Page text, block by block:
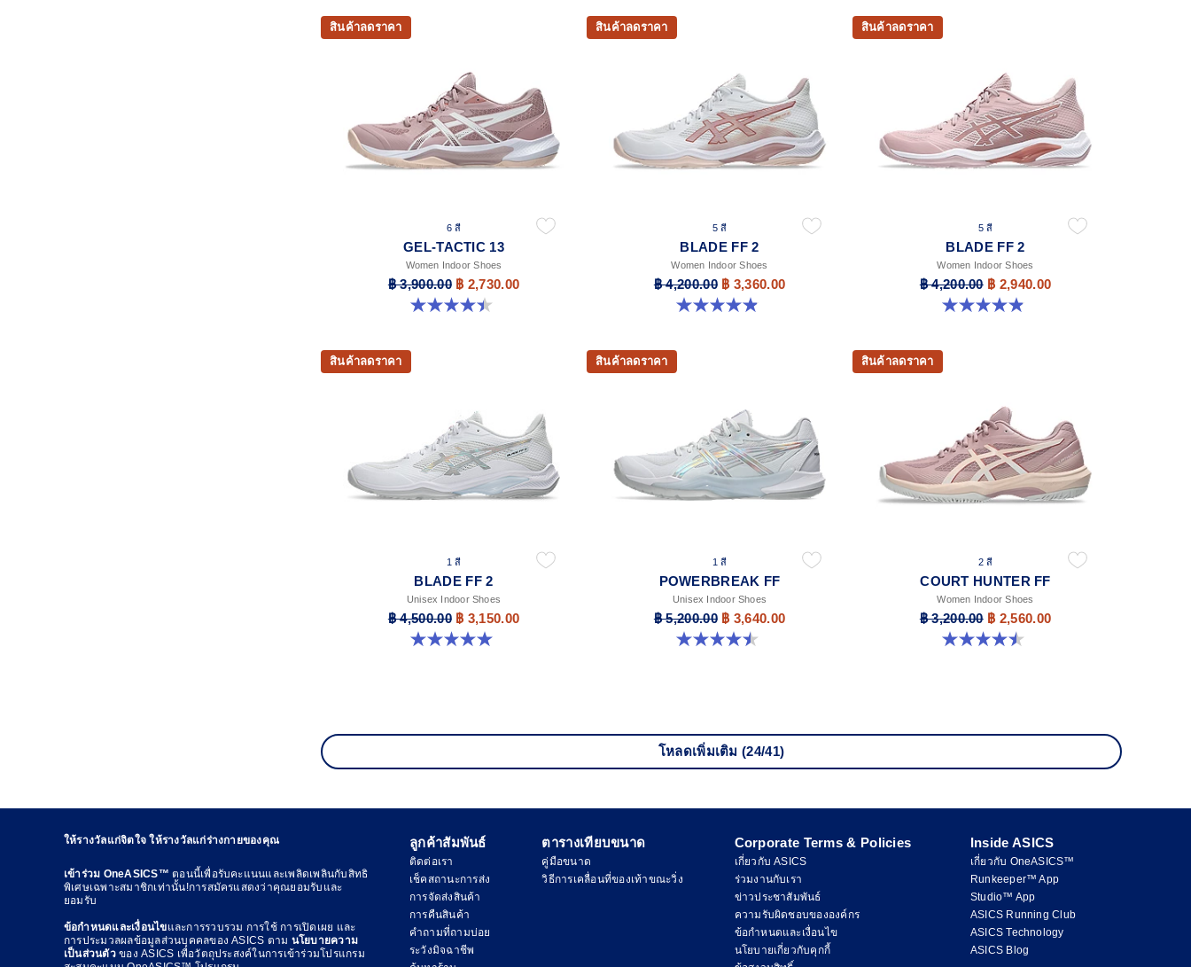
สินค้าลดราคา
6 สี
GEL-TACTIC 13
Women Indoor Shoes
฿ 3,900.00 ฿ 2,730.00
4.4 จาก 5 ดาว 12 รีวิว
สินค้าลดราคา
5 สี
BLADE FF 2
Women Indoor Shoes
฿ 4,200.00 ฿ 3,360.00
4.9 จาก 5 ดาว 10 รีวิว
สินค้าลดราคา
5 สี
BLADE FF 2
Women Indoor Shoes
฿ 4,200.00 ฿ 2,940.00
4.9 จาก 5 ดาว 10 รีวิว
สินค้าลดราคา
1 สี
BLADE FF 2
Unisex Indoor Shoes
฿ 4,500.00 ฿ 3,150.00
5.0 จาก 5 ดาว 1 รีวิว
สินค้าลดราคา
1 สี
POWERBREAK FF
Unisex Indoor Shoes
฿ 5,200.00 ฿ 3,640.00
4.5 จาก 5 ดาว 2 รีวิว
สินค้าลดราคา
2 สี
COURT HUNTER FF
Women Indoor Shoes
฿ 3,200.00 ฿ 2,560.00
4.5 จาก 5 ดาว 21 รีวิว
โหลดเพิ่มเติม (24/41)
ให้รางวัลแก่จิตใจ ให้รางวัลแก่ร่างกายของคุณ
เข้าร่วม OneASICS™ตอนนี้เพื่อรับคะแนนและเพลิดเพลินกับสิทธิ
พิเศษเฉพาะสมาชิกเท่านั้น!การสมัครแสดงว่าคุณยอมรับและ
ยอมรับ
ข้อกำหนดและเงื่อนไขและการรวบรวม การใช้ การเปิดเผย และ
การประมวลผลข้อมูลส่วนบุคคลของ ASICS ตาม นโยบายความ
เป็นส่วนตัวของ ASICS เพื่อวัตถุประสงค์ในการเข้าร่วมโปรแกรม
ลูกค้าสัมพันธ์
ติดต่อเรา
เช็คสถานะการส่ง
การจัดส่งสินค้า
การคืนสินค้า
คำถามที่ถามบ่อย
ระวังมิจฉาชีพ
ตารางเทียบขนาด
คู่มือขนาด
วิธีการเคลื่อนที่ของเท้าขณะวิ่ง
Corporate Terms & Policies
เกี่ยวกับ ASICS
ร่วมงานกับเรา
ข่าวประชาสัมพันธ์
ความรับผิดชอบขององค์กร
ข้อกำหนดและเงื่อนไข
นโยบายเกี่ยวกับคุกกี้
Inside ASICS
เกี่ยวกับ OneASICS™
Runkeeper™ App
Studio™ App
ASICS Running Club
ASICS Technology
ASICS Blog